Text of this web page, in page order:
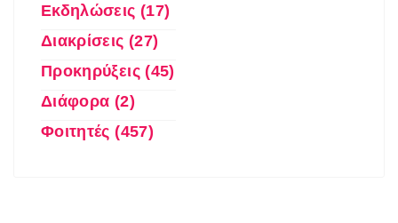
Εκδηλώσεις (17)
Διακρίσεις (27)
Προκηρύξεις (45)
Διάφορα (2)
Φοιτητές (457)